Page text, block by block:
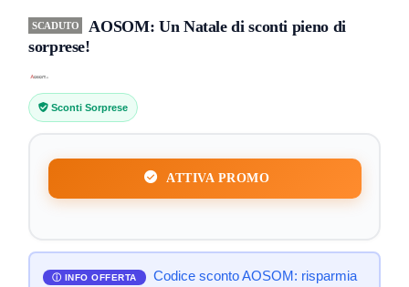
SCADUTO
AOSOM: Un Natale di sconti pieno di
sorprese!
Sconti Sorprese
ATTIVA PROMO
Codice sconto AOSOM: risparmia